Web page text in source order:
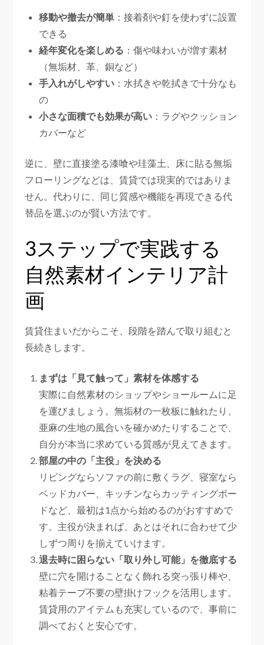
移動や撤去が簡単 ：接着剤や釘を使わずに設置
できる
経年変化を楽しめる ：傷や味わいが増す素材
（無垢材、革、銅など）
手入れがしやすい ：水拭きや乾拭きで十分なも
の
小さな面積でも効果が高い ：ラグやクッション
カバーなど
逆に、壁に直接塗る漆喰や珪藻土、床に貼る無垢
フローリングなどは、賃貸では現実的ではありま
せん。代わりに、同じ質感や機能を再現できる代
替品を選ぶのが賢い方法です。
3ステップで実践する
自然素材インテリア計
画
賃貸住まいだからこそ、段階を踏んで取り組むと
長続きします。
まずは「見て触って」素材を体感する
実際に自然素材のショップやショールームに足
を運びましょう。無垢材の一枚板に触れたり、
亜麻の生地の風合いを確かめたりすることで、
自分が本当に求めている質感が見えてきます。
部屋の中の「主役」を決める
リビングならソファの前に敷くラグ、寝室なら
ベッドカバー、キッチンならカッティングボー
ドなど、最初は1点から始めるのがおすすめで
す。主役が決まれば、あとはそれに合わせて少
しずつ周りを揃えていけます。
退去時に困らない「取り外し可能」を徹底する
壁に穴を開けることなく飾れる突っ張り棒や、
粘着テープ不要の壁掛けフックを活用します。
賃貸用のアイテムも充実しているので、事前に
調べておくと安心です。